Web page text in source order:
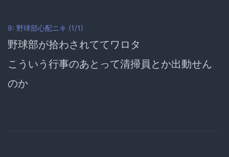
9: 野球部心配ニキ (1/1)
野球部が拾わされててワロタ
こういう行事のあとって清掃員とか出動せん
のか